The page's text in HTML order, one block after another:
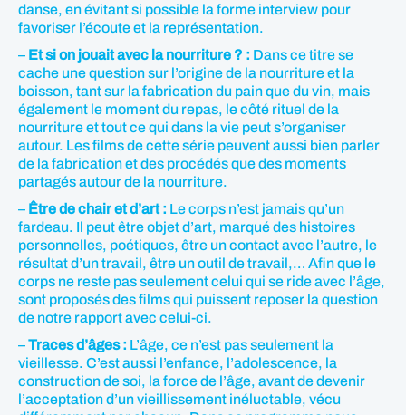
danse, en évitant si possible la forme interview pour
favoriser l’écoute et la représentation.
– Et si on jouait avec la nourriture ? : Dans ce titre se
cache une question sur l’origine de la nourriture et la
boisson, tant sur la fabrication du pain que du vin, mais
également le moment du repas, le côté rituel de la
nourriture et tout ce qui dans la vie peut s’organiser
autour. Les films de cette série peuvent aussi bien parler
de la fabrication et des procédés que des moments
partagés autour de la nourriture.
– Être de chair et d’art : Le corps n’est jamais qu’un
fardeau. Il peut être objet d’art, marqué des histoires
personnelles, poétiques, être un contact avec l’autre, le
résultat d’un travail, être un outil de travail,… Afin que le
corps ne reste pas seulement celui qui se ride avec l’âge,
sont proposés des films qui puissent reposer la question
de notre rapport avec celui-ci.
–Traces d’âges : L’âge, ce n’est pas seulement la
vieillesse. C’est aussi l’enfance, l’adolescence, la
construction de soi, la force de l’âge, avant de devenir
l’acceptation d’un vieillissement inéluctable, vécu